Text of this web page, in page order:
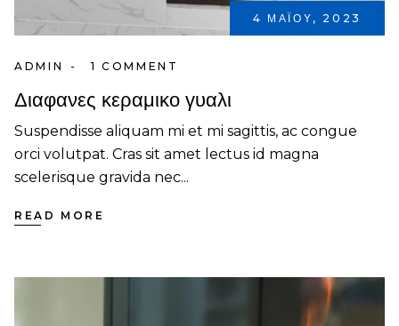
4 ΜΑΪ́ΟΥ, 2023
ADMIN 1 COMMENT
Διαφανες κεραμικο γυαλι
Suspendisse aliquam mi et mi sagittis, ac congue
orci volutpat. Cras sit amet lectus id magna
scelerisque gravida nec...
READ MORE